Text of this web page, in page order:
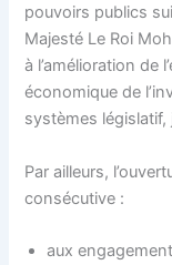
pouvoirs publics
Majesté Le Roi
à l’amélioration de
économique de
systèmes législatif,
Par ailleurs,
consécutive :
aux